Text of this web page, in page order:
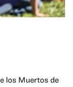
los Muertos de